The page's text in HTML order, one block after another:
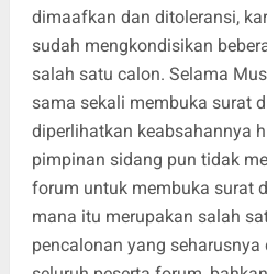
dimaafkan dan ditoleransi,
sudah mengkondisikan
salah satu calon. Selama
sama sekali membuka surat
diperlihatkan keabsahannya
pimpinan sidang pun tidak
forum untuk membuka surat
mana itu merupakan salah
pencalonan yang